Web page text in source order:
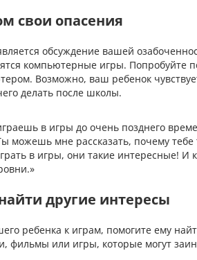
свои опасения
обсуждение вашей
компьютерные игры. Попробуйте
Возможно, ваш ребенок
делать после школы.
в игры до очень позднего
можешь мне рассказать, почему тебе
в игры, они такие интересные! И
другие интересы
ребенка к играм, помогите ему
фильмы или игры, которые могут